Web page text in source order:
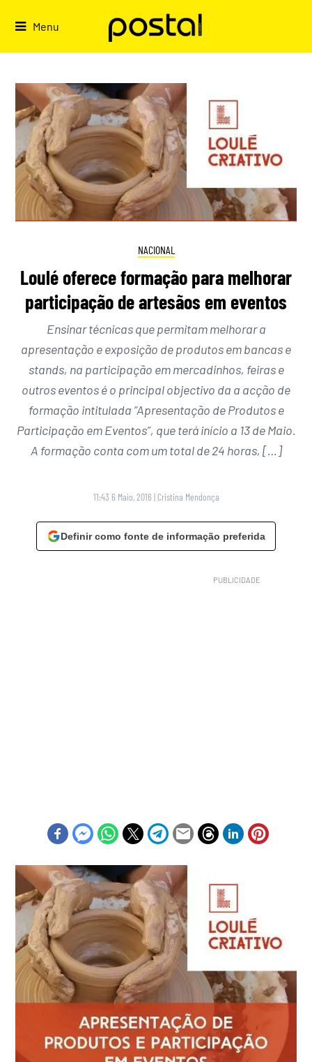
Menu
NACIONAL
Loulé oferece formação para melhorar
participação de artesãos em eventos
Ensinar técnicas que permitam melhorar a
apresentação e exposição de produtos em bancas e
stands, na participação em mercadinhos, feiras e
outros eventos é o principal objectivo da a acção de
formação intitulada “Apresentação de Produtos e
Participação em Eventos”, que terá início a 13 de Maio.
A formação conta com um total de 24 horas, […]
11:43 6 Maio, 2016 | Cristina Mendonça
Definir como fonte de informação preferida